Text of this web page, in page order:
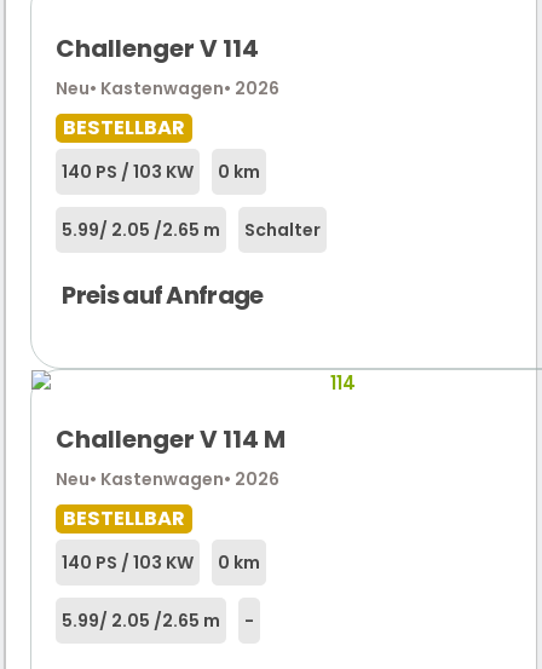
Challenger V 114
Neu• Kastenwagen• 2026
BESTELLBAR
140 PS / 103 KW 0 km
5.99/ 2.05 /2.65 m Schalter
Preis auf Anfrage
Challenger V 114 M
Neu• Kastenwagen• 2026
BESTELLBAR
140 PS / 103 KW 0 km
5.99/ 2.05 /2.65 m -